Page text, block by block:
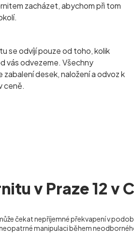
zacházet, abychom při tom
se odvíjí pouze od toho, kolik
vás odvezeme. Všechny
zabalení desek, naložení a odvoz k
ceně.
v Praze 12 v
čekat nepříjemné překvapení v
manipulaci během